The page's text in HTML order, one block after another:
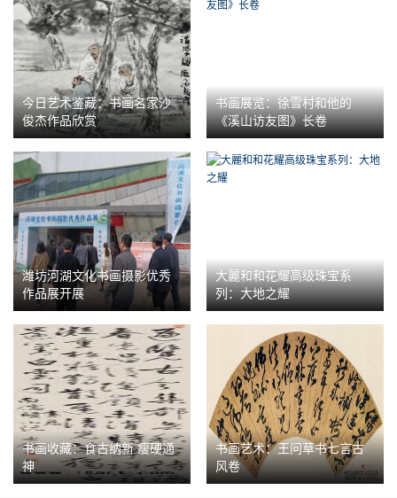
今日艺术鉴藏：书画名家沙
俊杰作品欣赏
书画展览：徐雪村和他的
《溪山访友图》长卷
潍坊河湖文化书画摄影优秀
作品展开展
大麗和和花耀高级珠宝系
列：大地之耀
书画收藏：食古纳新 瘦硬通
神
书画艺术：王问草书七言古
风卷